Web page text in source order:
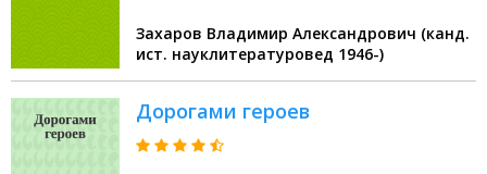
Захаров Владимир Александрович (канд.
ист. науклитературовед 1946-)
Дорогами героев